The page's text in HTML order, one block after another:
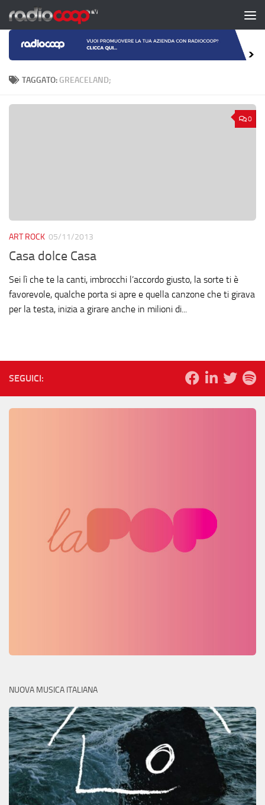
Salta al contenuto
TAGGATO: GREACELAND;
0
ART ROCK 05/11/2013
Casa dolce Casa
Sei lì che te la canti, imbrocchi l’accordo giusto, la sorte ti è
favorevole, qualche porta si apre e quella canzone che ti girava
per la testa, inizia a girare anche in milioni di...
SEGUICI:
NUOVA MUSICA ITALIANA